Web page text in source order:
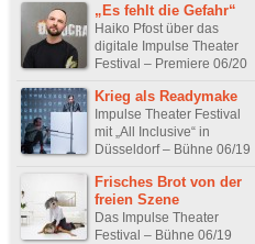
„Es fehlt die Gefahr“
Haiko Pfost über das
digitale Impulse Theater
Festival – Premiere 06/20
Krieg als Readymake
Impulse Theater Festival
mit „All Inclusive“ in
Düsseldorf – Bühne 06/19
Frisches Brot von der
freien Szene
Das Impulse Theater
Festival – Bühne 06/19